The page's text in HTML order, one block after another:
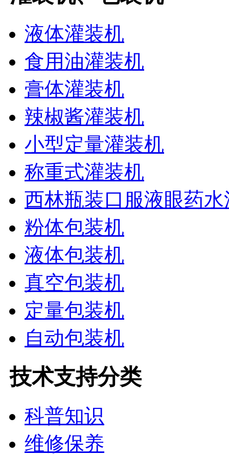
液体灌装机
食用油灌装机
膏体灌装机
辣椒酱灌装机
小型定量灌装机
称重式灌装机
西林瓶装口服液眼药
粉体包装机
液体包装机
真空包装机
定量包装机
自动包装机
技术支持分类
科普知识
维修保养